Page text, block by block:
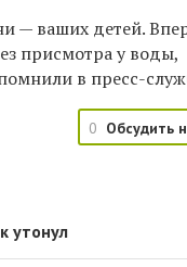
— ваших детей.
присмотра у воды,
в пресс-
0 Обсудить
утонул